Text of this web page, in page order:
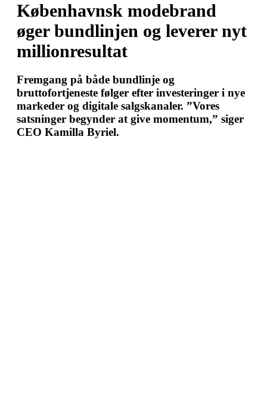
Københavnsk modebrand
øger bundlinjen og leverer nyt
millionresultat
Fremgang på både bundlinje og
bruttofortjeneste følger efter investeringer i nye
markeder og digitale salgskanaler. ”Vores
satsninger begynder at give momentum,” siger
CEO Kamilla Byriel.